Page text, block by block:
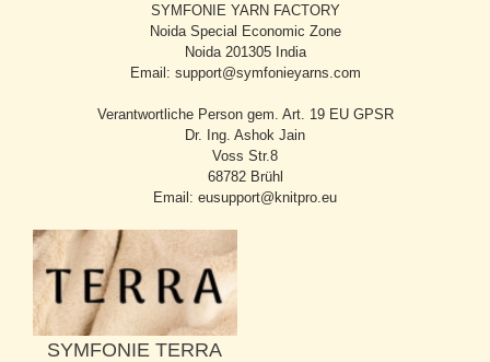
SYMFONIE YARN FACTORY
Noida Special Economic Zone
Noida 201305 India
Email: support@symfonieyarns.com
Verantwortliche Person gem. Art. 19 EU GPSR
Dr. Ing. Ashok Jain
Voss Str.8
68782 Brühl
Email: eusupport@knitpro.eu
SYMFONIE TERRA